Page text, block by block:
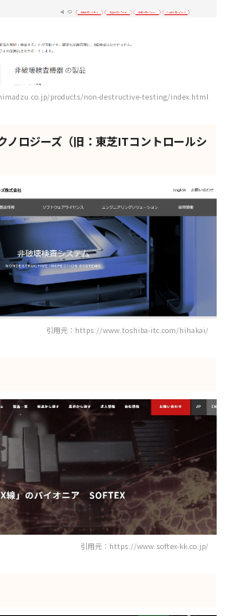
products/non-destructive-testing/index.html
ノロジーズ（旧：東芝ITコントロールシ
引用元：https://www.toshiba-itc.com/hihakai/
引用元：https://www.softex-kk.co.jp/